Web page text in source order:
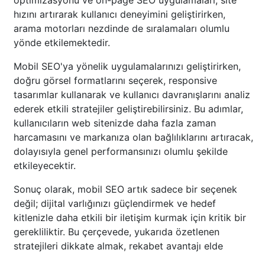
hızını artırarak kullanıcı deneyimini geliştirirken,
arama motorları nezdinde de sıralamaları olumlu
yönde etkilemektedir.
Mobil SEO'ya yönelik uygulamalarınızı geliştirirken,
doğru görsel formatlarını seçerek, responsive
tasarımlar kullanarak ve kullanıcı davranışlarını analiz
ederek etkili stratejiler geliştirebilirsiniz. Bu adımlar,
kullanıcıların web sitenizde daha fazla zaman
harcamasını ve markanıza olan bağlılıklarını artıracak,
dolayısıyla genel performansınızı olumlu şekilde
etkileyecektir.
Sonuç olarak, mobil SEO artık sadece bir seçenek
değil; dijital varlığınızı güçlendirmek ve hedef
kitlenizle daha etkili bir iletişim kurmak için kritik bir
gerekliliktir. Bu çerçevede, yukarıda özetlenen
stratejileri dikkate almak, rekabet avantajı elde